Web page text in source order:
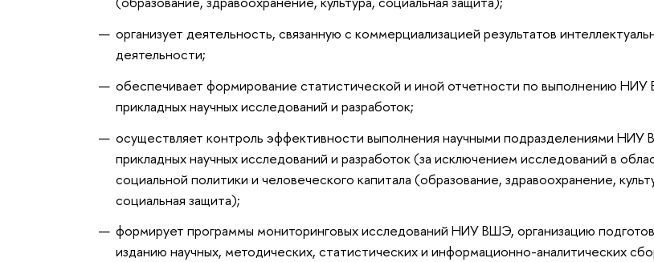
организует деятельность, связанную с коммерциализацией результатов
деятельности;
обеспечивает формирование статистической и иной отчетности по выполнению
прикладных научных исследований и разработок;
осуществляет контроль эффективности выполнения научными подразделениями
прикладных научных исследований и разработок (за исключением исследований в
социальной политики и человеческого капитала (образование, здравоохранение,
социальная защита);
формирует программы мониторинговых исследований НИУ ВШЭ, организацию
изданию научных, методических, статистических и информационно-аналитических